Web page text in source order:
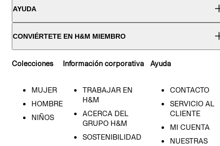
AYUDA
CONVIÉRTETE EN H&M MIEMBRO
Colecciones
MUJER
HOMBRE
NIÑOS
Información corporativa
TRABAJAR EN
H&M
ACERCA DEL
GRUPO H&M
SOSTENIBILIDAD
Ayuda
CONTACTO
SERVICIO AL
CLIENTE
MI CUENTA
NUESTRAS